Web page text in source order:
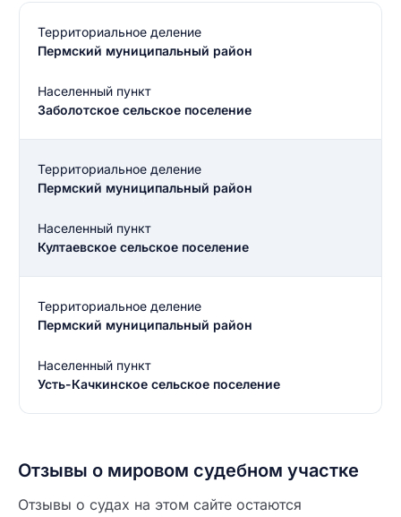
Территориальное деление
Пермский муниципальный район
Населенный пункт
Заболотское сельское поселение
Территориальное деление
Пермский муниципальный район
Населенный пункт
Култаевское сельское поселение
Территориальное деление
Пермский муниципальный район
Населенный пункт
Усть-Качкинское сельское поселение
Отзывы о мировом судебном участке
Отзывы о судах на этом сайте остаются